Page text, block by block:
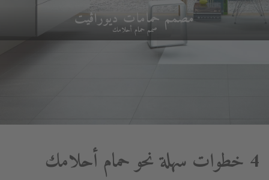
مصمم حمامات ديوراڨيت
صمم حمام أحلامك
4 خطوات سهلة نحو حمام أحلامك